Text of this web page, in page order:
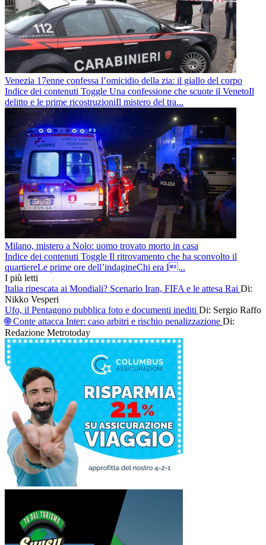
Venezia 17enne confessa l’omicidio della zia: il giallo del corpo
Indice dei contenuti Toggle Una confessione che scuote il VenetoIl
delitto e le prime ricostruzioniIl mistero del tra...
Milano, mistero a Nolo: uomo trovato morto in casa
Indice dei contenuti Toggle Il ritrovamento che ha sconvolto il
quartiereLe prime ore dell’indagineChi era l...
I più letti
Italia ripescata ai Mondiali? Scenario Iran, FIFA e le attesa Rai Di:
Nikko Vesperi
Ufo, il Pentagono pubblica foto e documenti inediti Di: Sergio Raffo
🌐 Conte attacca Inter: caso arbitri e rischio penalizzazione Di:
Redazione Metrotoday